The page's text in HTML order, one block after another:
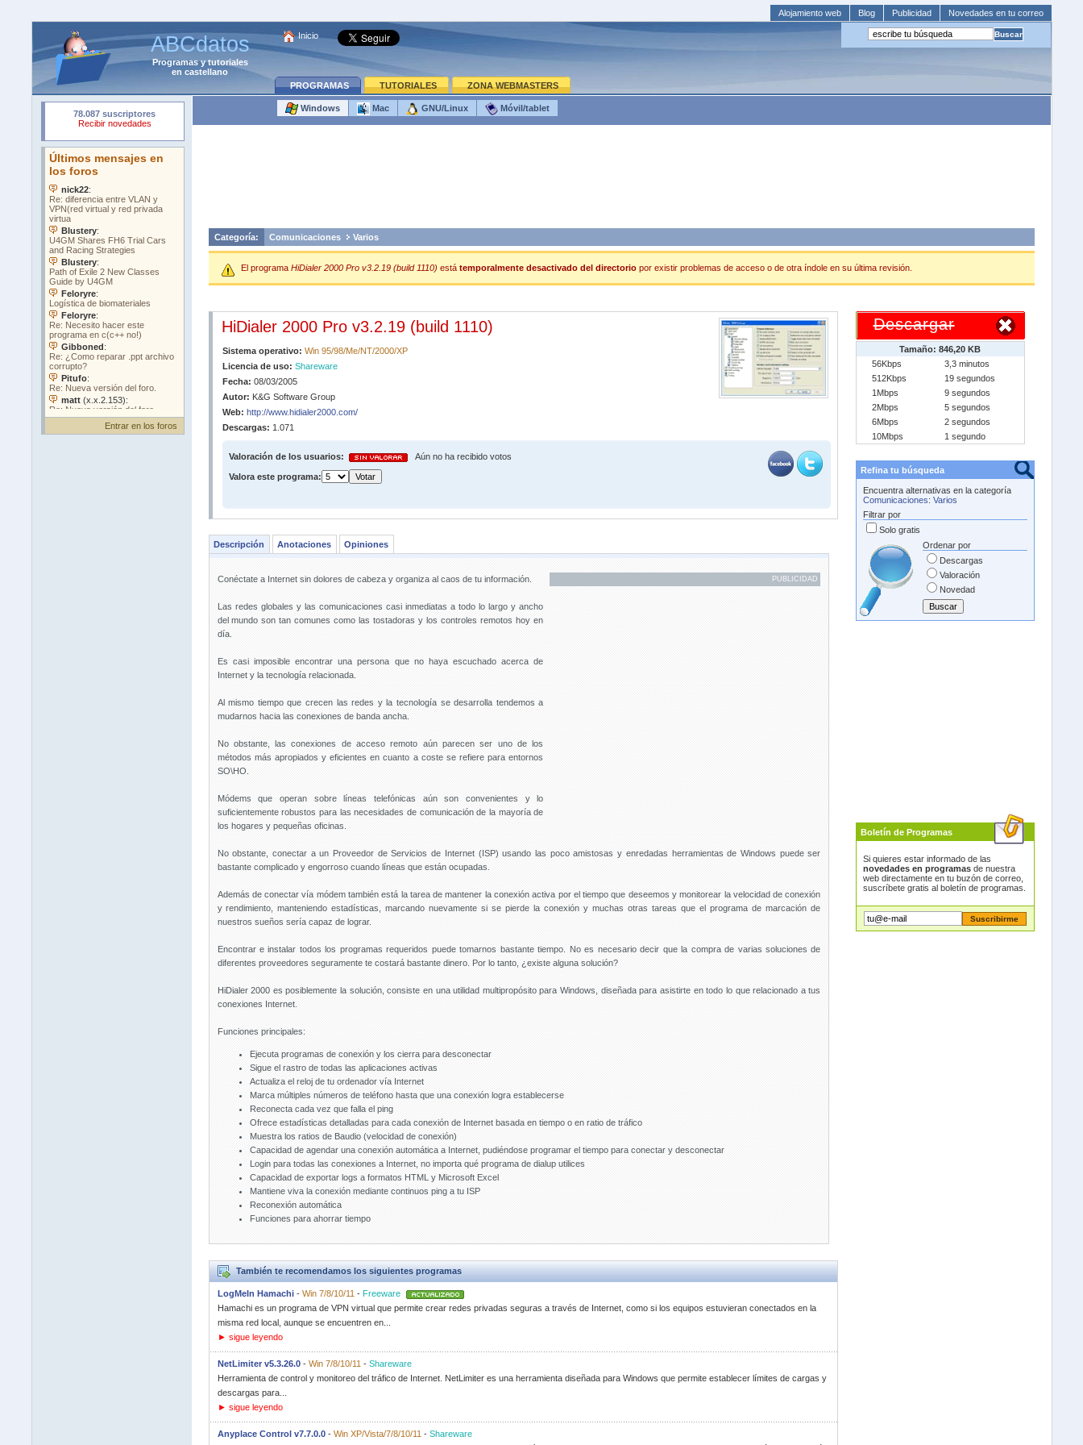
Alojamiento web Blog Publicidad Novedades en tu correo
ABCdatos
Programasytutoriales
en castellano
Inicio
PROGRAMAS TUTORIALES ZONA WEBMASTERS
Entrar en los foros
Windows Mac GNU/Linux Móvil/tablet
Categoría: Comunicaciones Varios
El programa HiDialer 2000 Pro v3.2.19 (build 1110) está temporalmente desactivado del directoriopor existir problemas de acceso o de otra índole en su última revisión.
HiDialer 2000 Pro v3.2.19 (build 1110)
Sistema operativo: Win 95/98/Me/NT/2000/XP
Licencia de uso: Shareware
Fecha: 08/03/2005
Autor: K&G Software Group
Web: http://www.hidialer2000.com/
Descargas: 1.071
Valoración de los usuarios: Aún no ha recibido votos
Valora este programa:
Descripción Anotaciones Opiniones
PUBLICIDAD
Conéctate a Internet sin dolores de cabeza y organiza al caos de tu información.
Las redes globales y las comunicaciones casi inmediatas a todo lo largo y ancho
del mundo son tan comunes como las tostadoras y los controles remotos hoy en
día.
Es casi imposible encontrar una persona que no haya escuchado acerca de
Internet y la tecnología relacionada.
Al mismo tiempo que crecen las redes y la tecnología se desarrolla tendemos a
mudarnos hacia las conexiones de banda ancha.
No obstante, las conexiones de acceso remoto aún parecen ser uno de los
métodos más apropiados y eficientes en cuanto a coste se refiere para entornos
SO\HO.
Módems que operan sobre líneas telefónicas aún son convenientes y lo
suficientemente robustos para las necesidades de comunicación de la mayoría de
los hogares y pequeñas oficinas.
No obstante, conectar a un Proveedor de Servicios de Internet (ISP) usando las poco amistosas y enredadas herramientas de Windows puede ser
bastante complicado y engorroso cuando líneas que están ocupadas.
Además de conectar vía módem también está la tarea de mantener la conexión activa por el tiempo que deseemos y monitorear la velocidad de conexión
y rendimiento, manteniendo estadísticas, marcando nuevamente si se pierde la conexión y muchas otras tareas que el programa de marcación de
nuestros sueños sería capaz de lograr.
Encontrar e instalar todos los programas requeridos puede tomarnos bastante tiempo. No es necesario decir que la compra de varias soluciones de
diferentes proveedores seguramente te costará bastante dinero. Por lo tanto, ¿existe alguna solución?
HiDialer 2000 es posiblemente la solución, consiste en una utilidad multipropósito para Windows, diseñada para asistirte en todo lo que relacionado a tus
conexiones Internet.
Funciones principales:
Ejecuta programas de conexión y los cierra para desconectar
Sigue el rastro de todas las aplicaciones activas
Actualiza el reloj de tu ordenador vía Internet
Marca múltiples números de teléfono hasta que una conexión logra establecerse
Reconecta cada vez que falla el ping
Ofrece estadísticas detalladas para cada conexión de Internet basada en tiempo o en ratio de tráfico
Muestra los ratios de Baudio (velocidad de conexión)
Capacidad de agendar una conexión automática a Internet, pudiéndose programar el tiempo para conectar y desconectar
Login para todas las conexiones a Internet, no importa qué programa de dialup utilices
Capacidad de exportar logs a formatos HTML y Microsoft Excel
Mantiene viva la conexión mediante continuos ping a tu ISP
Reconexión automática
Funciones para ahorrar tiempo
También te recomendamos los siguientes programas
LogMeIn Hamachi- Win 7/8/10/11 - Freeware
Hamachi es un programa de VPN virtual que permite crear redes privadas seguras a través de Internet, como si los equipos estuvieran conectados en la
misma red local, aunque se encuentren en...
► sigue leyendo
NetLimiter v5.3.26.0- Win 7/8/10/11 - Shareware
Herramienta de control y monitoreo del tráfico de Internet. NetLimiter es una herramienta diseñada para Windows que permite establecer límites de cargas y
descargas para...
► sigue leyendo
Anyplace Control v7.7.0.0- Win XP/Vista/7/8/10/11 - Shareware
Descargar
Tamaño: 846,20 KB
56Kbps
3,3 minutos
512Kbps
19 segundos
1Mbps
9 segundos
2Mbps
5 segundos
6Mbps
2 segundos
10Mbps
1 segundo
Refina tu búsqueda
Encuentra alternativas en la categoría
Comunicaciones: Varios
Filtrar por
Solo gratis
Ordenar por
Descargas
Valoración
Novedad
Boletín de Programas
Si quieres estar informado de las
novedades en programasde nuestra
web directamente en tu buzón de correo,
suscríbete gratis al boletín de programas.